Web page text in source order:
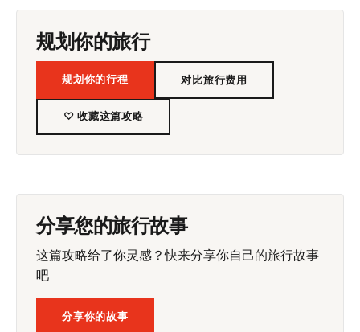
规划你的旅行
规划你的行程 对比旅行费用
♡ 收藏这篇攻略
分享您的旅行故事
这篇攻略给了你灵感？快来分享你自己的旅行故事
吧
分享你的故事